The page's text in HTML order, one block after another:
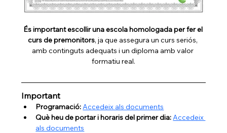
És important escollir una escola homologada per fer el
curs de premonitors, ja que assegura un curs seriós,
amb continguts adequats i un diploma amb valor
formatiu real.
Important
Programació: Accedeix als documents
Què heu de portar i horaris del primer dia: Accedeix
als documents